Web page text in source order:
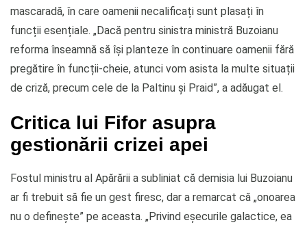
mascaradă, în care oamenii necalificați sunt plasați în
funcții esențiale. „Dacă pentru sinistra ministră Buzoianu
reforma înseamnă să își planteze în continuare oamenii fără
pregătire în funcții-cheie, atunci vom asista la multe situații
de criză, precum cele de la Paltinu și Praid”, a adăugat el.
Critica lui Fifor asupra
gestionării crizei apei
Fostul ministru al Apărării a subliniat că demisia lui Buzoianu
ar fi trebuit să fie un gest firesc, dar a remarcat că „onoarea
nu o definește” pe aceasta. „Privind eșecurile galactice, ea